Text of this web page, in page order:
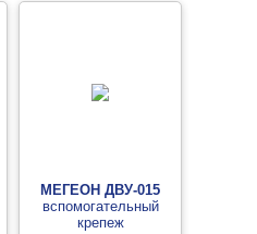
МЕГЕОН ДВУ-015
вспомогательный
крепеж